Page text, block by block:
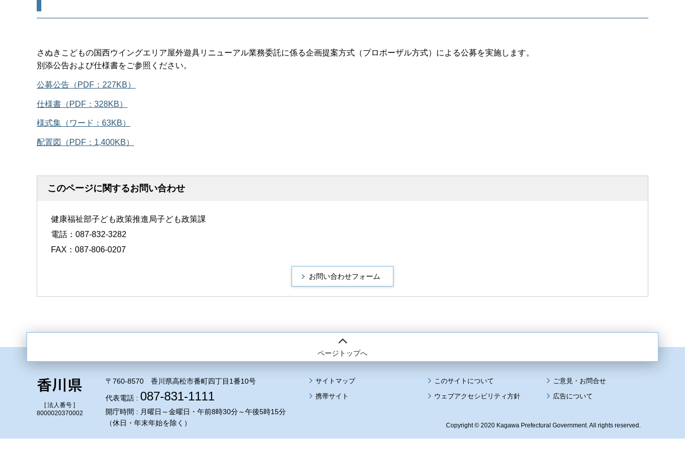
さぬきこどもの国西ウイングエリア屋外遊具リニューアル業務委託に係る企画提案方式（プロポーザル方式）による公募を実施します。
別添公告および仕様書をご参照ください。
公募公告（PDF：227KB）
仕様書（PDF：328KB）
様式集（ワード：63KB）
配置図（PDF：1,400KB）
このページに関するお問い合わせ
健康福祉部子ども政策推進局子ども政策課
電話：087-832-3282
FAX：087-806-0207
ページトップへ
[ 法人番号 ]
8000020370002
〒760-8570 香川県高松市番町四丁目1番10号
代表電話 : 087-831-1111
開庁時間 : 月曜日～金曜日・午前8時30分～午後5時15分
（休日・年末年始を除く）
サイトマップ
このサイトについて
携帯サイト
ウェブアクセシビリティ方針 広告について
Copyright © 2020 Kagawa Prefectural Government. All rights reserved.